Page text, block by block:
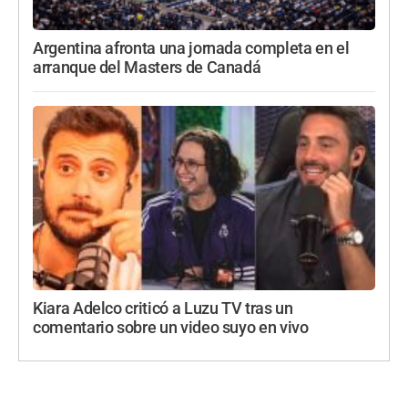
Argentina afronta una jornada completa en el
arranque del Masters de Canadá
Kiara Adelco criticó a Luzu TV tras un
comentario sobre un video suyo en vivo